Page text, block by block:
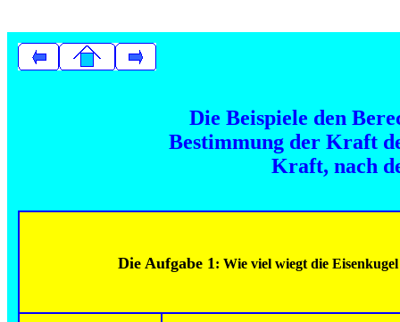
Die Beispiele den
Bestimmung der Kraft
Kraft, nach
Die Aufgabe 1: Wie viel wiegt die